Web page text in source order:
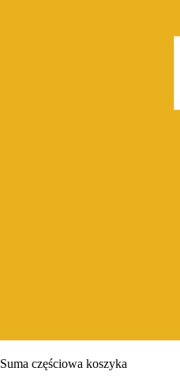
Suma częściowa koszyka